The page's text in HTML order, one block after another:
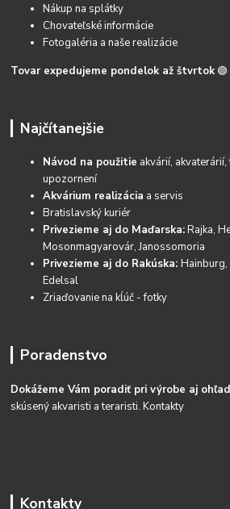
Nákup na splátky
Chovateľské informácie
Fotogaléria a naše realizácie
Tovar expedujeme pondelok až štvrtok 🟢
Najčítanejšie
Návod na použitie akvárií,
upozornení
Akvárium realizácia a servis
Bratislavský kuriér
Privezieme aj do Maďarska:Rajka,
Mosonmagyarovár, Janossomoria
Privezieme aj do Rakúska:
Edelsal
Zriaďovanie na kĺúč - fotky
Poradenstvo
Dokážeme Vám poradiť pri výrobe aj
skúsený akvaristi a teraristi.Kontakty
Kontakty